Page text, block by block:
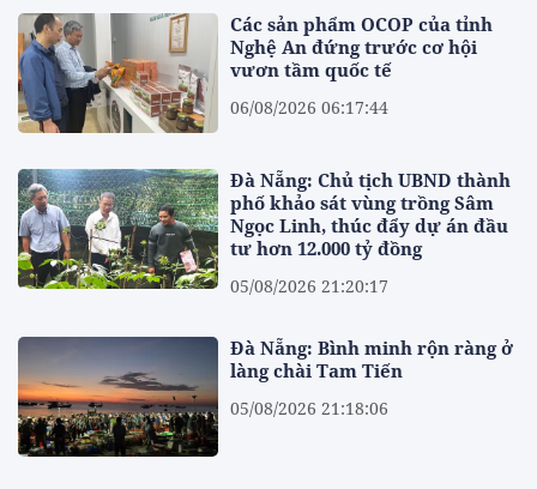
Các sản phẩm OCOP của tỉnh
Nghệ An đứng trước cơ hội
vươn tầm quốc tế
06/08/2026 06:17:44
Đà Nẵng: Chủ tịch UBND thành
phố khảo sát vùng trồng Sâm
Ngọc Linh, thúc đẩy dự án đầu
tư hơn 12.000 tỷ đồng
05/08/2026 21:20:17
Đà Nẵng: Bình minh rộn ràng ở
làng chài Tam Tiến
05/08/2026 21:18:06